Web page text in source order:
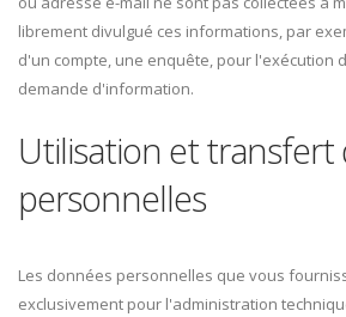
librement divulgué ces informations, par
d'un compte, une enquête, pour l'exécution
demande d'information.
Utilisation et transfert
personnelles
Les données personnelles que vous
exclusivement pour l'administration